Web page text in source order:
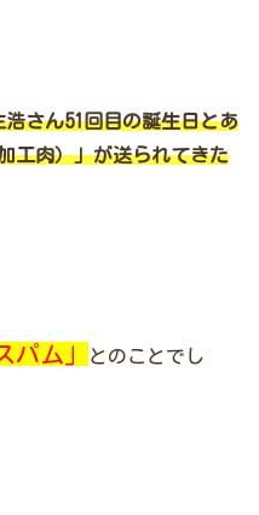
さん51回目の誕生日とあ
工肉）」が送られてきた
パム」
とのことでし